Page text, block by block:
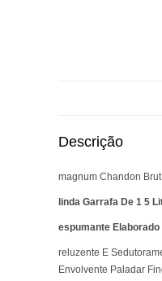
Descrição
magnum Chandon
linda Garrafa De 1 5
espumante Elaborado
reluzente E
Envolvente Paladar